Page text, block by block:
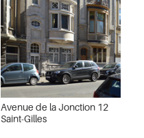
Avenue de la Jonction 12
Saint-Gilles